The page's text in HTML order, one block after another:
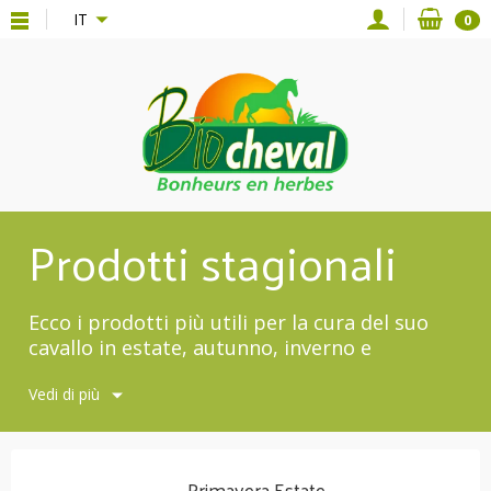
{**} IT 0
Prodotti stagionali
Ecco i prodotti più utili per la cura del suo
cavallo in estate, autunno, inverno e
Vedi di più